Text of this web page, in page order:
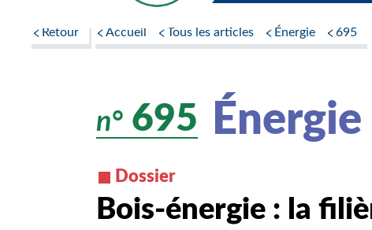
Retour Accueil Tous les articles Énergie 695
n° 695 Énergie
Dossier
Bois-énergie : la